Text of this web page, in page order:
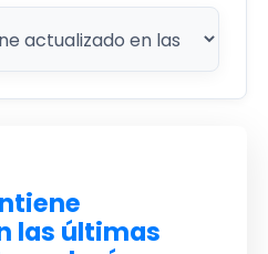
las últimas